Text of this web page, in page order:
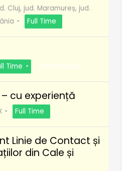
Cluj, jud. Maramureș, jud.
Full Time
Time Recomanda
cu experiență
Full Time
Linie de Contact și
din Cale și